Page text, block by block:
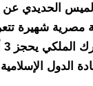
الحديدي عن
مصرية شهيرة
3 أطنان من مخدر الشيرا
الدول